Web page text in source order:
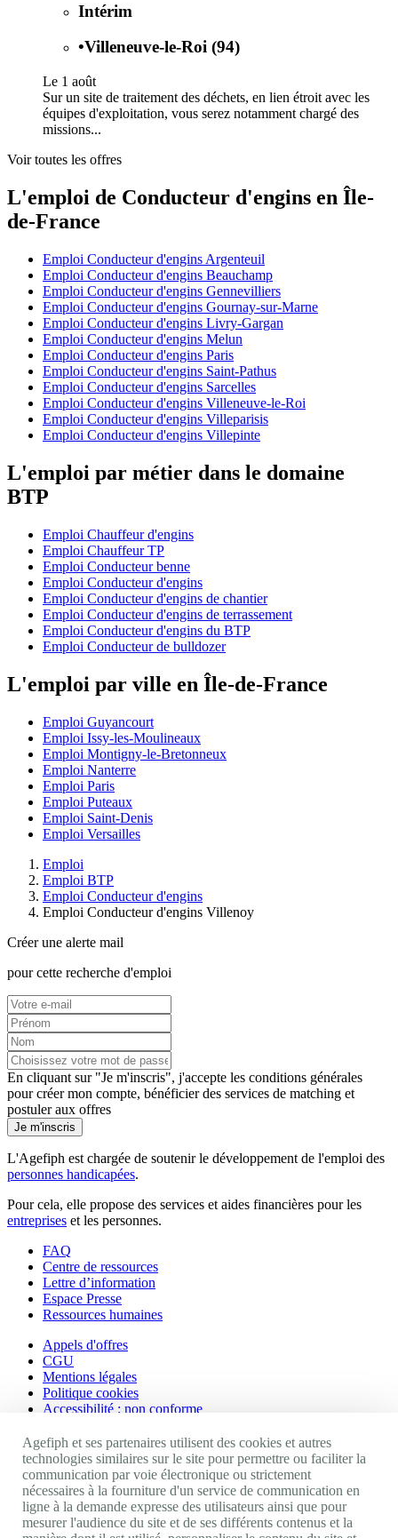
Intérim
•Villeneuve-le-Roi (94)
Le 1 août
Sur un site de traitement des déchets, en lien étroit avec les
équipes d'exploitation, vous serez notamment chargé des
missions...
Voir toutes les offres
L'emploi de Conducteur d'engins en Île-
de-France
Emploi Conducteur d'engins Argenteuil
Emploi Conducteur d'engins Beauchamp
Emploi Conducteur d'engins Gennevilliers
Emploi Conducteur d'engins Gournay-sur-Marne
Emploi Conducteur d'engins Livry-Gargan
Emploi Conducteur d'engins Melun
Emploi Conducteur d'engins Paris
Emploi Conducteur d'engins Saint-Pathus
Emploi Conducteur d'engins Sarcelles
Emploi Conducteur d'engins Villeneuve-le-Roi
Emploi Conducteur d'engins Villeparisis
Emploi Conducteur d'engins Villepinte
L'emploi par métier dans le domaine
BTP
Emploi Chauffeur d'engins
Emploi Chauffeur TP
Emploi Conducteur benne
Emploi Conducteur d'engins
Emploi Conducteur d'engins de chantier
Emploi Conducteur d'engins de terrassement
Emploi Conducteur d'engins du BTP
Emploi Conducteur de bulldozer
L'emploi par ville en Île-de-France
Emploi Guyancourt
Emploi Issy-les-Moulineaux
Emploi Montigny-le-Bretonneux
Emploi Nanterre
Emploi Paris
Emploi Puteaux
Emploi Saint-Denis
Emploi Versailles
Emploi
Emploi BTP
Emploi Conducteur d'engins
Emploi Conducteur d'engins Villenoy
Créer une alerte mail
pour cette recherche d'emploi
En cliquant sur "Je m'inscris", j'accepte les conditions générales
pour créer mon compte, bénéficier des services de matching et
postuler aux offres
Je m'inscris
L'Agefiph est chargée de soutenir le développement de l'emploi des
personnes handicapées.
Pour cela, elle propose des services et aides financières pour les
entreprises et les personnes.
FAQ
Centre de ressources
Lettre d’information
Espace Presse
Ressources humaines
Appels d'offres
CGU
Mentions légales
Politique cookies
Accessibilité : non conforme
Nos autres sites
Site portail Agefiph
Activateur de progrès
Handinnov
Innovation et recherche
Agefiph et ses partenaires utilisent des cookies et autres
technologies similaires sur le site pour permettre ou faciliter la
communication par voie électronique ou strictement
nécessaires à la fourniture d'un service de communication en
ligne à la demande expresse des utilisateurs ainsi que pour
mesurer l'audience du site et de ses différents contenus et la